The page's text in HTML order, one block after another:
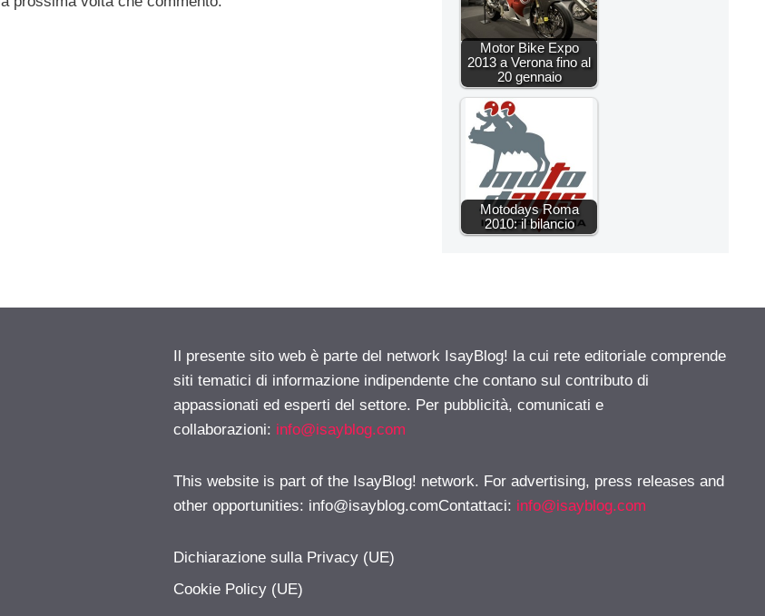
Motor Bike Expo
2013 a Verona fino al
20 gennaio
Motodays Roma
2010: il bilancio
Il presente sito web è parte del network IsayBlog! la cui rete editoriale comprende
siti tematici di informazione indipendente che contano sul contributo di
appassionati ed esperti del settore. Per pubblicità, comunicati e
collaborazioni: info@isayblog.com
This website is part of the IsayBlog! network. For advertising, press releases and
other opportunities: info@isayblog.comContattaci: info@isayblog.com
Dichiarazione sulla Privacy (UE)
Cookie Policy (UE)